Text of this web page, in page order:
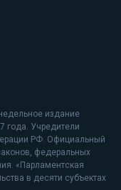
издание
года. Учредители
РФ. Официальный
федеральных
«Парламентская
в десяти субъектах